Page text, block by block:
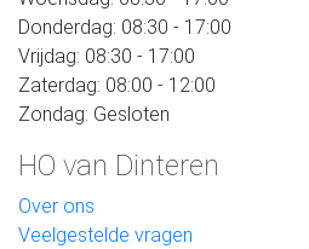
Donderdag: 08:30 - 17:00
Vrijdag: 08:30 - 17:00
Zaterdag: 08:00 - 12:00
Zondag: Gesloten
HO van Dinteren
Over ons
Veelgestelde vragen